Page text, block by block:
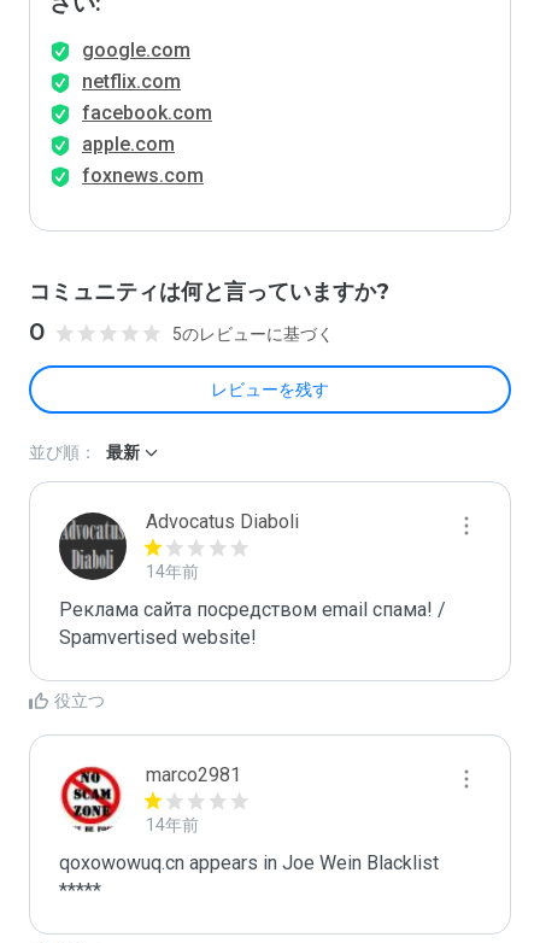
google.com
netflix.com
facebook.com
apple.com
foxnews.com
コミュニティは何と言っていますか?
0 5のレビューに基づく
レビューを残す
並び順： 最新
Advocatus Diaboli
14年前
Реклама сайта посредством email спама! /
Spamvertised website!
役立つ
marco2981
14年前
qoxowowuq.cn appears in Joe Wein Blacklist
*****